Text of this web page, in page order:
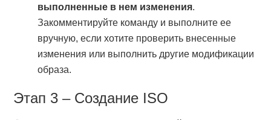
выполненные в нем изменения.
Закомментируйте команду и выполните ее
вручную, если хотите проверить внесенные
изменения или выполнить другие модификации
образа.
Этап 3 – Создание ISO